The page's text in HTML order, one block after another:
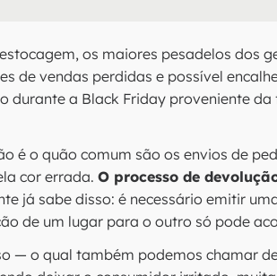
os maiores pesadelos dos
de vendas perdidas e possível
durante a Black Friday proveniente
é o quão comum são os envios de
cor errada. O processo de
já sabe disso: é necessário emitir
de um lugar para o outro só pode
— o qual também podemos chamar